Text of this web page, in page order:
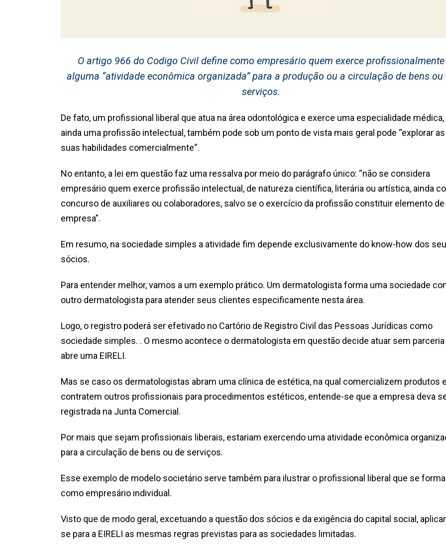
O artigo 966 do Codigo Civil define como empresário quem exerce profissionalmente
alguma “atividade econômica organizada” para a produção ou a circulação de bens ou
serviços.
De fato, um profissional liberal que atua na área odontológica e exerce uma especialidade médica,
ainda uma profissão intelectual, também pode sob um ponto de vista mais geral pode “explorar as
suas habilidades comercialmente“.
No entanto, a lei em questão faz uma ressalva por meio do parágrafo único: “não se considera
empresário quem exerce profissão intelectual, de natureza científica, literária ou artística, ainda
concurso de auxiliares ou colaboradores, salvo se o exercício da profissão constituir elemento de
empresa”.
Em resumo, na sociedade simples a atividade fim depende exclusivamente do know-how dos
sócios.
Para entender melhor, vamos a um exemplo prático. Um dermatologista forma uma sociedade
outro dermatologista para atender seus clientes especificamente nesta área.
Logo, o registro poderá ser efetivado no Cartório de Registro Civil das Pessoas Jurídicas como
sociedade simples. . O mesmo acontece o dermatologista em questão decide atuar sem parceria
abre uma EIRELI.
Mas se caso os dermatologistas abram uma clínica de estética, na qual comercializem produtos
contratem outros profissionais para procedimentos estéticos, entende-se que a empresa deva
registrada na Junta Comercial.
Por mais que sejam profissionais liberais, estariam exercendo uma atividade econômica
para a circulação de bens ou de serviços.
Esse exemplo de modelo societário serve também para ilustrar o profissional liberal que se
como empresário individual.
Visto que de modo geral, excetuando a questão dos sócios e da exigência do capital social,
se para a EIRELI as mesmas regras previstas para as sociedades limitadas.